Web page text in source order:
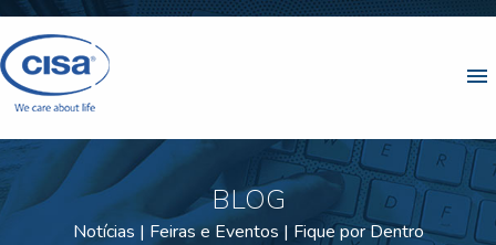
menu
BLOG
Notícias | Feiras e Eventos | Fique por Dentro